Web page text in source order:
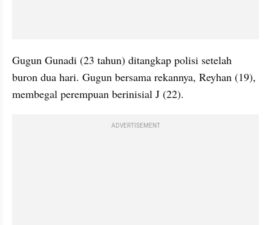
Gugun Gunadi (23 tahun) ditangkap polisi setelah
buron dua hari. Gugun bersama rekannya, Reyhan (19),
membegal perempuan berinisial J (22).
ADVERTISEMENT